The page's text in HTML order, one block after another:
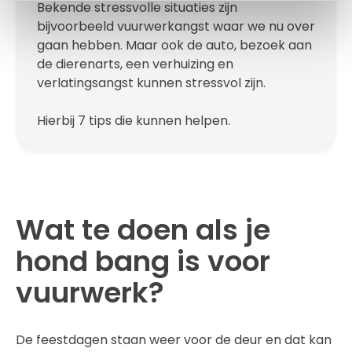
Bekende stressvolle situaties zijn
bijvoorbeeld vuurwerkangst waar we nu over
gaan hebben. Maar ook de auto, bezoek aan
de dierenarts, een verhuizing en
verlatingsangst kunnen stressvol zijn.
Hierbij 7 tips die kunnen helpen.
Wat te doen als je
hond bang is voor
vuurwerk?
De feestdagen staan weer voor de deur en dat kan